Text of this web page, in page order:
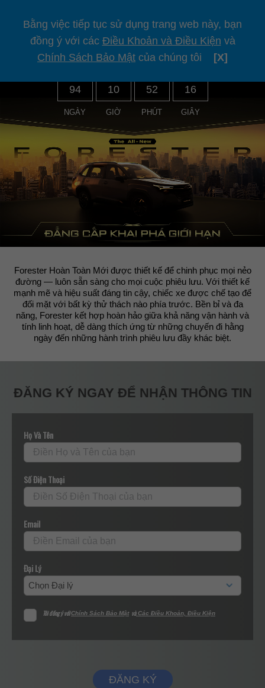
Bằng việc tiếp tục sử dụng trang web này, bạn
đồng ý với các Điều Khoản và Điều Kiện và
Chính Sách Bảo Mật của chúng tôi [X]
ĐẾM NGƯỢC ĐẾN HÀNH TRÌNH BỨT PHÁ CÙNG
FORESTER HOÀN TOÀN MỚI
94
NGÀY
10
GIỜ
52
PHÚT
15
GIÂY
Forester Hoàn Toàn Mới được thiết kế để chinh phục mọi nẻo
đường — luôn sẵn sàng cho mọi cuộc phiêu lưu. Với thiết kế
mạnh mẽ và hiệu suất đáng tin cậy, chiếc xe được chế tạo để
đối mặt với bất kỳ thử thách nào phía trước. Bền bỉ và đa
năng, Forester kết hợp hoàn hảo giữa khả năng vận hành và
tính linh hoạt, dễ dàng thích ứng từ những chuyến đi hằng
ngày đến những hành trình phiêu lưu đầy khác biệt.
ĐĂNG KÝ NGAY ĐỂ NHẬN THÔNG TIN
Họ Và Tên
Số Điện Thoại
Email
Đại Lý
Tôi đồng ý vớiChính Sách Bảo MậtvàCác Điều Khoản, Điều Kiện
ĐĂNG KÝ